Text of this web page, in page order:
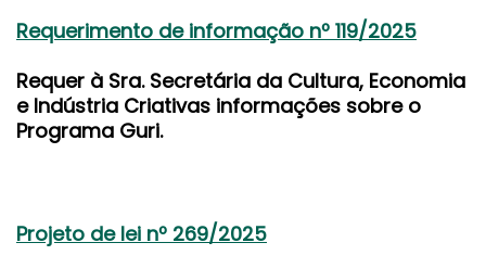
Requerimento de informação nº 119/2025
Requer à Sra. Secretária da Cultura, Economia
e Indústria Criativas informações sobre o
Programa Guri.
Projeto de lei nº 269/2025